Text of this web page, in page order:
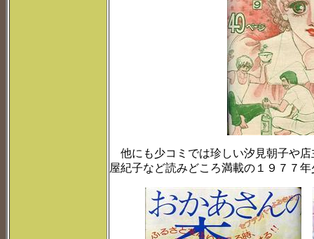
他にも少コミでは珍しい汐見朝子や
屋紀子など読みどころ満載の１９７７